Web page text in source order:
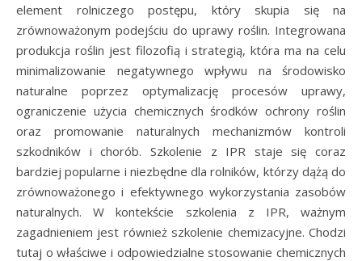
element rolniczego postępu, który skupia się na
zrównoważonym podejściu do uprawy roślin. Integrowana
produkcja roślin jest filozofią i strategią, która ma na celu
minimalizowanie negatywnego wpływu na środowisko
naturalne poprzez optymalizację procesów uprawy,
ograniczenie użycia chemicznych środków ochrony roślin
oraz promowanie naturalnych mechanizmów kontroli
szkodników i chorób. Szkolenie z IPR staje się coraz
bardziej popularne i niezbędne dla rolników, którzy dążą do
zrównoważonego i efektywnego wykorzystania zasobów
naturalnych. W kontekście szkolenia z IPR, ważnym
zagadnieniem jest również szkolenie chemizacyjne. Chodzi
tutaj o właściwe i odpowiedzialne stosowanie chemicznych